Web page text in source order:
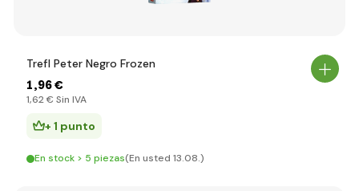
Trefl Peter Negro Frozen
1,96 €
1,62 € Sin IVA
+ 1 punto
En stock > 5 piezas(En usted 13.08.)